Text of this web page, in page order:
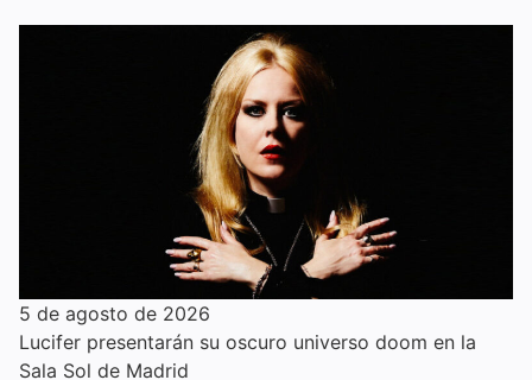
5 de agosto de 2026
Lucifer presentarán su oscuro universo doom en la
Sala Sol de Madrid